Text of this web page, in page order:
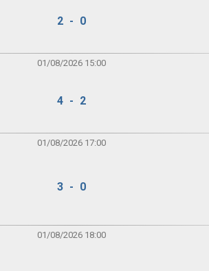
2 - 0
01/08/2026 15:00
4 - 2
01/08/2026 17:00
3 - 0
01/08/2026 18:00